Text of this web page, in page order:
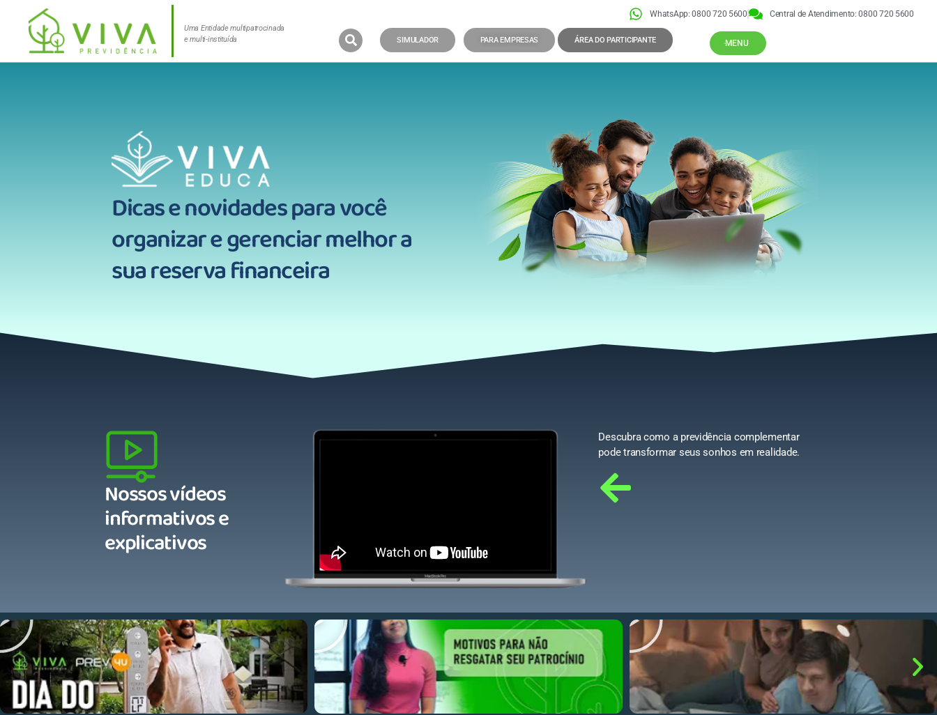
Uma Entidade multipatrocinada
e multi-instituída
WhatsApp: 0800 720 5600 Central de Atendimento: 0800 720 5600
SIMULADOR PARA EMPRESAS ÁREA DO PARTICIPANTE MENU
Dicas e novidades para você
organizar e gerenciar melhor a
sua reserva financeira
Nossos vídeos
informativos e
explicativos
Descubra como a previdência complementar
pode transformar seus sonhos em realidade.